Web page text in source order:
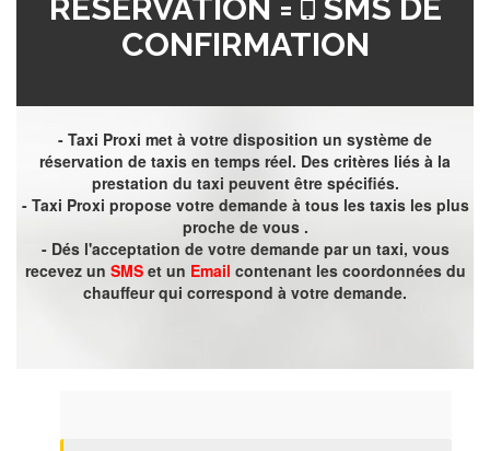
RÉSERVATION =
SMS DE
CONFIRMATION
- Taxi Proxi met à votre disposition un système de
réservation de taxis en temps réel. Des critères liés à la
prestation du taxi peuvent être spécifiés.
- Taxi Proxi propose votre demande à tous les taxis les plus
proche de vous .
- Dés l'acceptation de votre demande par un taxi, vous
recevez un SMSet un Email contenant les coordonnées du
chauffeur qui correspond à votre demande.